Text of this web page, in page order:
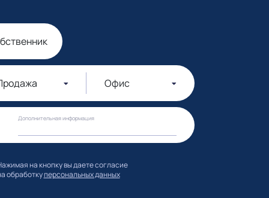
Офис
Дополнительная информация
на кнопку вы даете согласие
обработкуперсональных данных